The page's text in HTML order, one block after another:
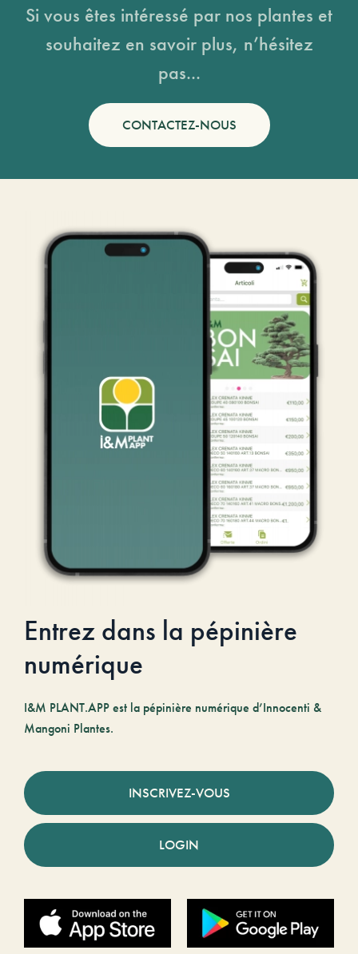
Si vous êtes intéressé par nos plantes et
souhaitez en savoir plus, n’hésitez
pas...
CONTACTEZ-NOUS
Entrez dans la pépinière
numérique
I&M PLANT.APP est la pépinière numérique d’Innocenti &
Mangoni Plantes.
INSCRIVEZ-VOUS
LOGIN